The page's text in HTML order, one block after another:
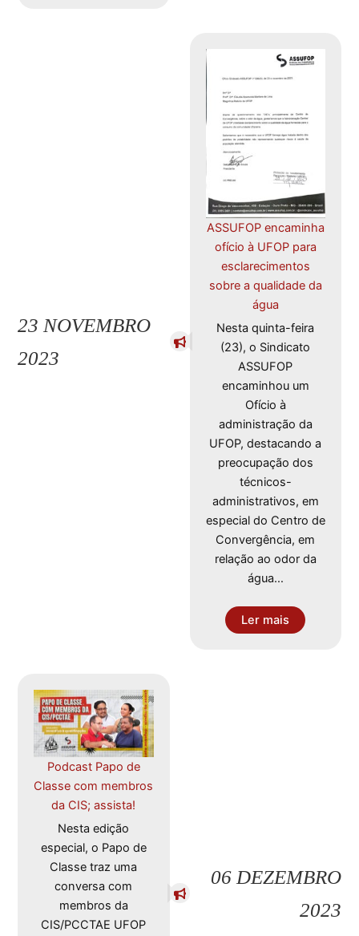
ASSUFOP encaminha
ofício à UFOP para
esclarecimentos
sobre a qualidade da
água
Nesta quinta-feira
(23), o Sindicato
ASSUFOP
encaminhou um
Ofício à
administração da
UFOP, destacando a
preocupação dos
técnicos-
administrativos, em
especial do Centro de
Convergência, em
relação ao odor da
água…
Ler mais
23 NOVEMBRO
2023
Podcast Papo de
Classe com membros
da CIS; assista!
Nesta edição
especial, o Papo de
Classe traz uma
conversa com
membros da
CIS/PCCTAE UFOP
06 DEZEMBRO
2023